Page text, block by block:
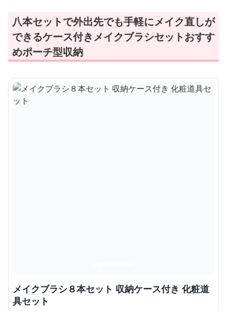
八本セットで外出先でも手軽にメイク直しが
できるケース付きメイクブラシセットおすす
めポーチ型収納
メイクブラシ８本セット 収納ケース付き 化粧道
具セット